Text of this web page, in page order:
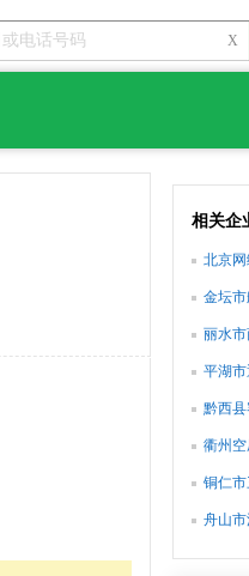
X
相关企
北京
金坛
丽水
平湖
黔西
衢州
铜仁
舟山